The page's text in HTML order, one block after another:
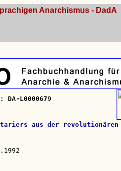
Anarchismus - DadA
L0000679
aus der revolutionären